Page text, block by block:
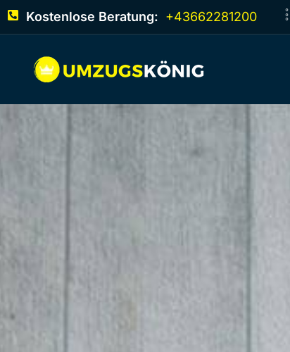
Kostenlose Beratung: +43662281200